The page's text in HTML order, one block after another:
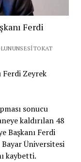
Ferdi
Ferdi Zeyrek
sonucu
kaldırılan 48
Başkanı Ferdi
Üniversitesi
kaybetti.